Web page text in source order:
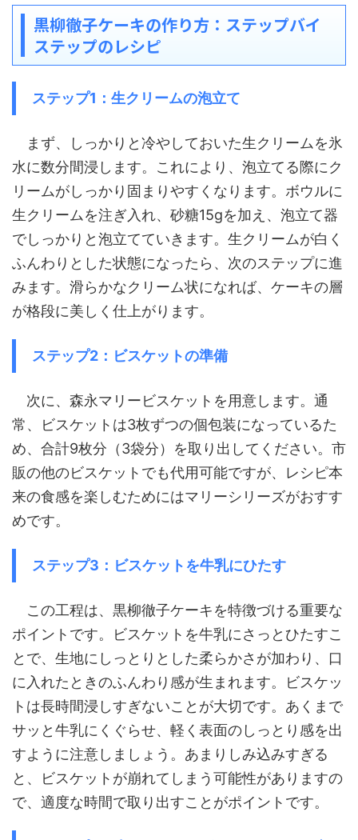
黒柳徹子ケーキの作り方：ステップバイ
ステップのレシピ
ステップ1：生クリームの泡立て
まず、しっかりと冷やしておいた生クリームを氷
水に数分間浸します。これにより、泡立てる際にク
リームがしっかり固まりやすくなります。ボウルに
生クリームを注ぎ入れ、砂糖15gを加え、泡立て器
でしっかりと泡立てていきます。生クリームが白く
ふんわりとした状態になったら、次のステップに進
みます。滑らかなクリーム状になれば、ケーキの層
が格段に美しく仕上がります。
ステップ2：ビスケットの準備
次に、森永マリービスケットを用意します。通
常、ビスケットは3枚ずつの個包装になっているた
め、合計9枚分（3袋分）を取り出してください。市
販の他のビスケットでも代用可能ですが、レシピ本
来の食感を楽しむためにはマリーシリーズがおすす
めです。
ステップ3：ビスケットを牛乳にひたす
この工程は、黒柳徹子ケーキを特徴づける重要な
ポイントです。ビスケットを牛乳にさっとひたすこ
とで、生地にしっとりとした柔らかさが加わり、口
に入れたときのふんわり感が生まれます。ビスケッ
トは長時間浸しすぎないことが大切です。あくまで
サッと牛乳にくぐらせ、軽く表面のしっとり感を出
すように注意しましょう。あまりしみ込みすぎる
と、ビスケットが崩れてしまう可能性がありますの
で、適度な時間で取り出すことがポイントです。